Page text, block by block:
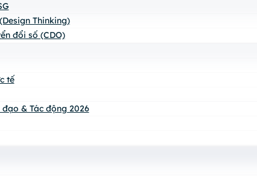
Thinking)
đổi số (CDO)
tế
& Tác động 2026